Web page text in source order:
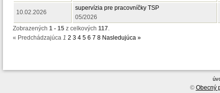
10.02.2026
supervízia pre pracovníčky TSP
05/2026
Zobrazených 1 - 15 z celkových 117.
« Predchádzajúca 1 2 3 4 5 6 7 8 Nasledujúca »
© Obecný